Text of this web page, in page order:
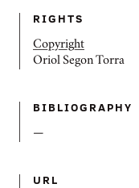
RIGHTS
Copyright
Oriol Segon Torra
BIBLIOGRAPHY
—
URL